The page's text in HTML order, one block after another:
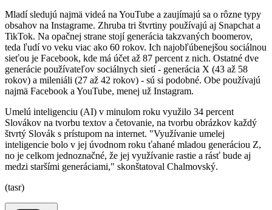
Mladí sledujú najmä videá na YouTube a zaujímajú sa o rôzne typy
obsahov na Instagrame. Zhruba tri štvrtiny používajú aj Snapchat a
TikTok. Na opačnej strane stojí generácia takzvaných boomerov,
teda ľudí vo veku viac ako 60 rokov. Ich najobľúbenejšou sociálnou
sieťou je Facebook, kde má účet až 87 percent z nich. Ostatné dve
generácie používateľov sociálnych sietí - generácia X (43 až 58
rokov) a mileniáli (27 až 42 rokov) - sú si podobné. Obe používajú
najmä Facebook a YouTube, menej už Instagram.
Umelú inteligenciu (AI) v minulom roku využilo 34 percent
Slovákov na tvorbu textov a četovanie, na tvorbu obrázkov každý
štvrtý Slovák s prístupom na internet. "Využívanie umelej
inteligencie bolo v jej úvodnom roku ťahané mladou generáciou Z,
no je celkom jednoznačné, že jej využívanie rastie a rásť bude aj
medzi staršími generáciami," skonštatoval Chalmovský.
(tasr)